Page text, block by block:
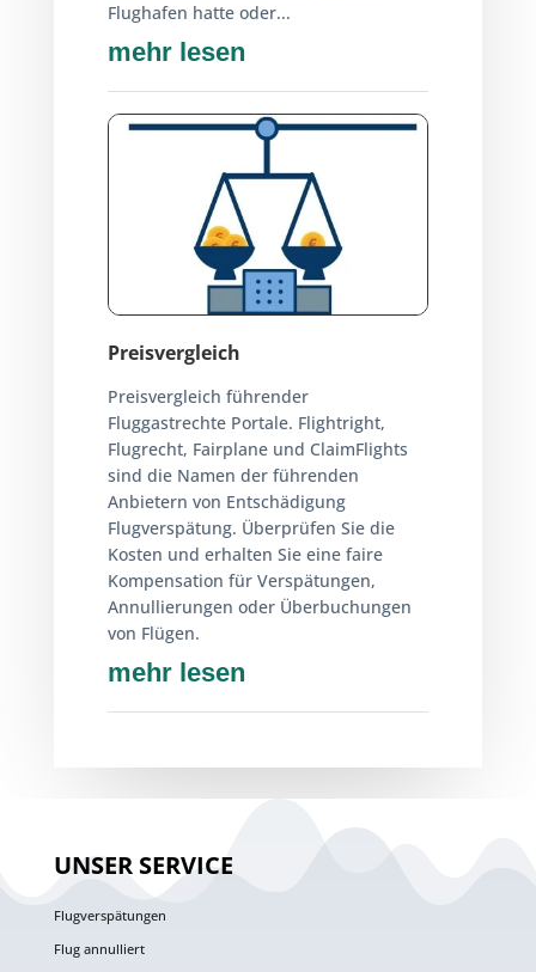
Flughafen hatte oder...
mehr lesen
Preisvergleich
Preisvergleich führender
Fluggastrechte Portale. Flightright,
Flugrecht, Fairplane und ClaimFlights
sind die Namen der führenden
Anbietern von Entschädigung
Flugverspätung. Überprüfen Sie die
Kosten und erhalten Sie eine faire
Kompensation für Verspätungen,
Annullierungen oder Überbuchungen
von Flügen.
mehr lesen
UNSER SERVICE
Flugverspätungen
Flug annulliert